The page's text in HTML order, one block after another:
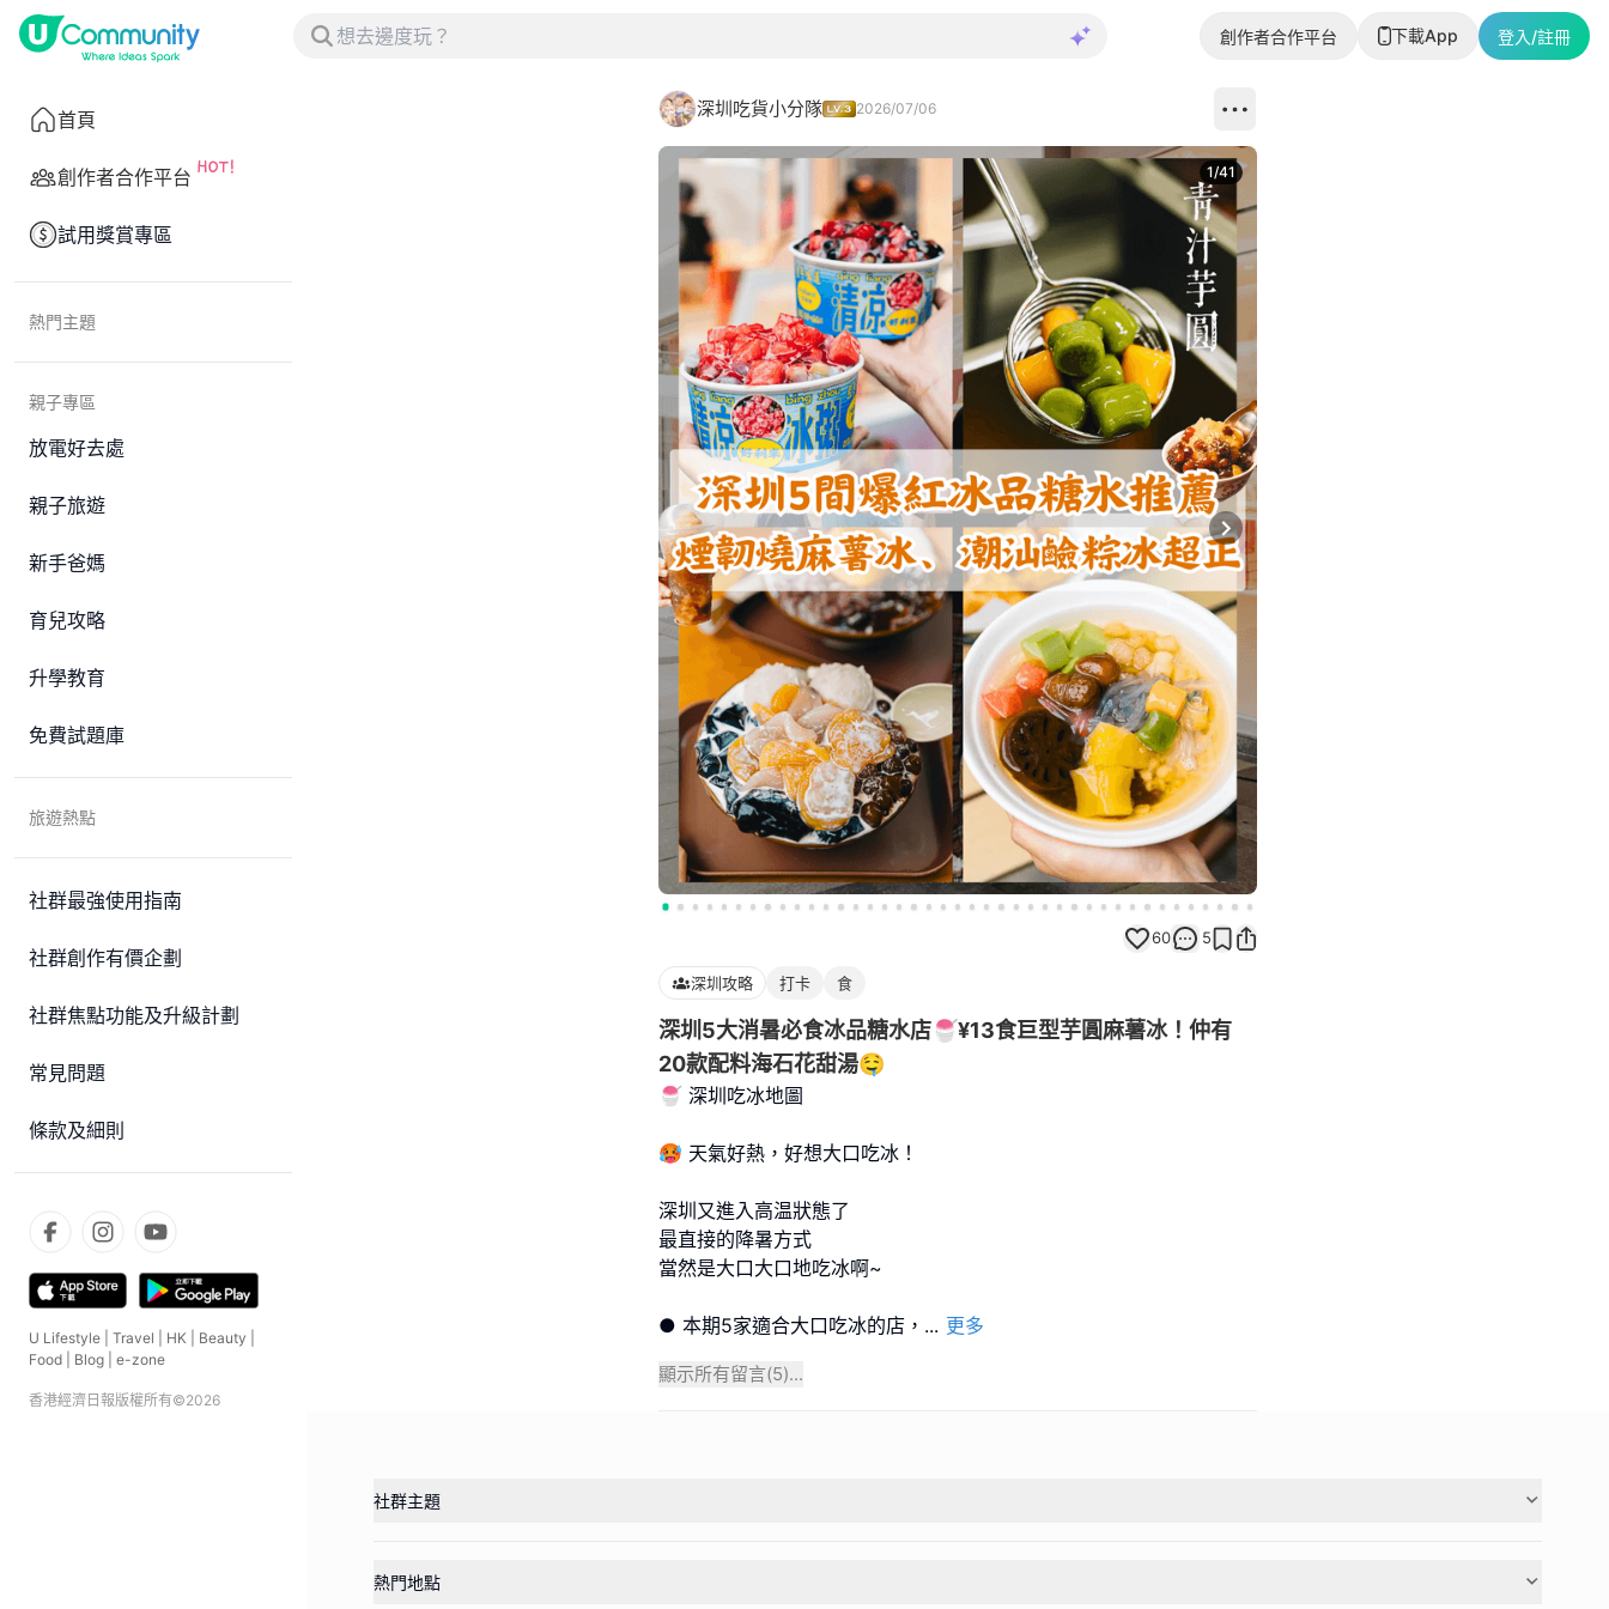
創作者合作平台 下載App 登入/註冊
首頁
創作者合作平台
試用獎賞專區
熱門主題
親子專區
放電好去處
親子旅遊
新手爸媽
育兒攻略
升學教育
免費試題庫
旅遊熱點
社群最強使用指南
社群創作有價企劃
社群焦點功能及升級計劃
常見問題
條款及細則
U Lifestyle Travel HK Beauty
Food
Blog e-zone
香港經濟日報版權所有©2026
深圳吃貨小分隊 2026/07/06
Next slide
1/41
60 5
深圳攻略 打卡 食
深圳5大消暑必食冰品糖水店🍧¥13食巨型芋圓麻薯冰！仲有
20款配料海石花甜湯🤤
🍧 深圳吃冰地圖
🥵 天氣好熱，好想大口吃冰！
深圳又進入高温狀態了
最直接的降暑方式
當然是大口大口地吃冰啊~
● 本期5家適合大口吃冰的店， ... 更多
顯示所有留言(5)...
社群主題
熱門地點